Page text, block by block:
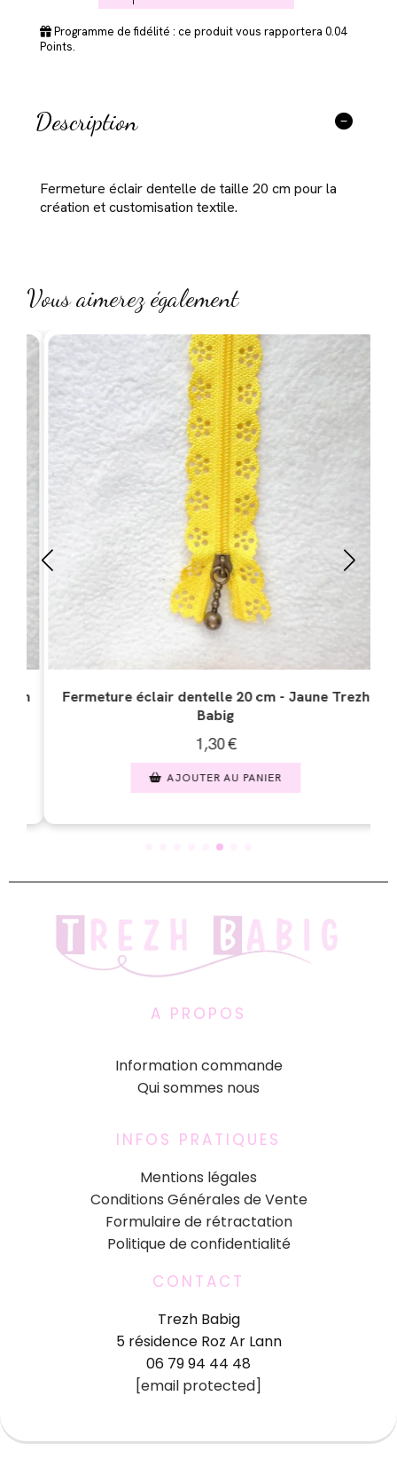
Programme de fidélité : ce produit vous rapportera 0.04
Points.
Description
Fermeture éclair dentelle de taille 20 cm pour la
création et customisation textile.
Vous aimerez également
Fermeture éclair dentelle 20 cm - Jaune pastel
1,30€
AJOUTER AU PANIER
A PROPOS
Information commande
Qui sommes nous
INFOS PRATIQUES
Mentions légales
Conditions Générales de Vente
Formulaire de rétractation
Politique de confidentialité
CONTACT
Trezh Babig
5 résidence Roz Ar Lann
06 79 94 44 48
[email protected]